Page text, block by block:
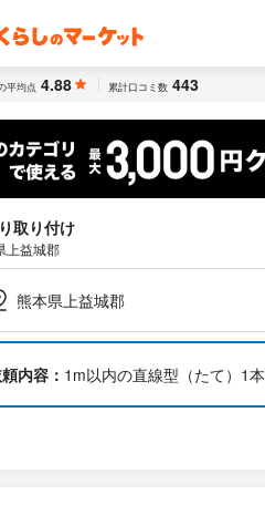
平均点 4.88 累計口コミ数 443
取り付け
上益城郡
熊本県上益城郡
内容： 1m以内の直線型（たて）1本